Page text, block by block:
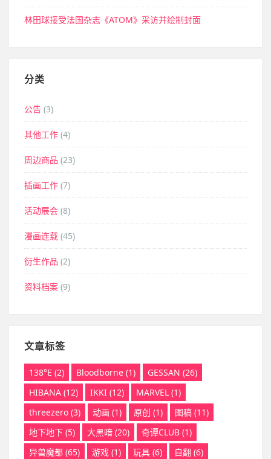
林田球接受法国杂志《ATOM》采访并绘制封面
分类
公告 (3)
其他工作 (4)
周边商品 (23)
插画工作 (7)
活动展会 (8)
漫画连载 (45)
衍生作品 (2)
资料档案 (9)
文章标签
138°E (2) Bloodborne (1) GESSAN (26)
HIBANA (12) IKKI (12) MARVEL (1)
threezero (3) 动画 (1) 原创 (1) 图稿 (11)
地下地下 (5) 大黑暗 (20) 奇谭CLUB (1)
异兽魔都 (65) 游戏 (1) 玩具 (6) 自翻 (6)